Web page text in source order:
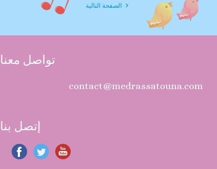
الصفحة التالية
تواصل معنا
contact@medrassatouna.com
إتصل بنا